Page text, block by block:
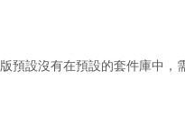
預設沒有在預設的套件庫中